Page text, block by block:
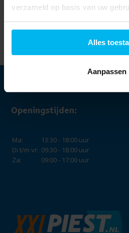
verzameld op basis van uw
Alles
Aanpassen
Openingstijden:
Ma:
13:30 - 18:00 uur
Di t/m vr: 09:30 - 18:00 uur
Za:
09:00 - 17:00 uur